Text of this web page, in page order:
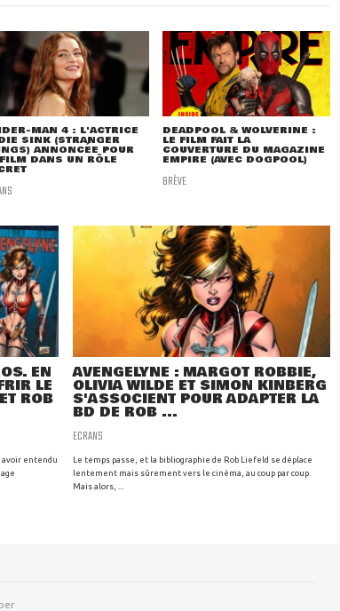
MAN 4 : L'ACTRICE
SINK (STRANGER
ANNONCÉE POUR
DANS UN RÔLE
DEADPOOL & WOLVERINE :
LE FILM FAIT LA
COUVERTURE DU MAGAZINE
EMPIRE (AVEC DOGPOOL)
BRÈVE
EN
LE
ROB
avoir entendu
AVENGELYNE : MARGOT ROBBIE,
OLIVIA WILDE ET SIMON KINBERG
S'ASSOCIENT POUR ADAPTER LA
BD DE ROB ...
ECRANS
Le temps passe, et la bibliographie de Rob Liefeld se déplace
lentement mais sûrement vers le cinéma, au coup par coup.
Mais alors, ...